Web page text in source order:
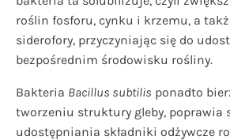
roślin fosforu, cynku i krzemu, a
siderofory, przyczyniając się do
bezpośrednim środowisku rośliny.
Bakteria Bacillus subtilis ponadto
tworzeniu struktury gleby, poprawia
udostępniania składniki odżywcze